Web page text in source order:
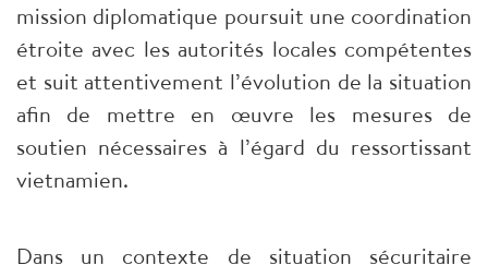
mission diplomatique poursuit une coordination
étroite avec les autorités locales compétentes
et suit attentivement l’évolution de la situation
afin de mettre en œuvre les mesures de
soutien nécessaires à l’égard du ressortissant
vietnamien.
Dans un contexte de situation sécuritaire